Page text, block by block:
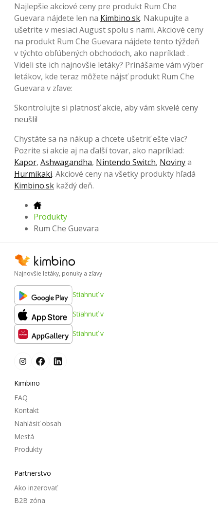
Najlepšie akciové ceny pre produkt Rum Che
Guevara nájdete len na Kimbino.sk. Nakupujte a
ušetrite v mesiaci August spolu s nami. Akciové ceny
na produkt Rum Che Guevara nájdete tento týždeň
v týchto obľúbených obchodoch, ako napríklad: .
Videli ste ich najnovšie letáky? Prinášame vám výber
letákov, kde teraz môžete nájsť produkt Rum Che
Guevara v zľave:
Skontrolujte si platnosť akcie, aby vám skvelé ceny
neušli!
Chystáte sa na nákup a chcete ušetriť ešte viac?
Pozrite si akcie aj na ďalší tovar, ako napríklad:
Kapor, Ashwagandha, Nintendo Switch, Novinya
Hurmikaki. Akciové ceny na všetky produkty hľadá
Kimbino.sk každý deň.
Produkty
Rum Che Guevara
Najnovšie letáky, ponuky a zľavy
Stiahnuť v
Stiahnuť v
Stiahnuť v
Kimbino
FAQ
Kontakt
Nahlásiť obsah
Mestá
Produkty
Partnerstvo
Ako inzerovať
B2B zóna